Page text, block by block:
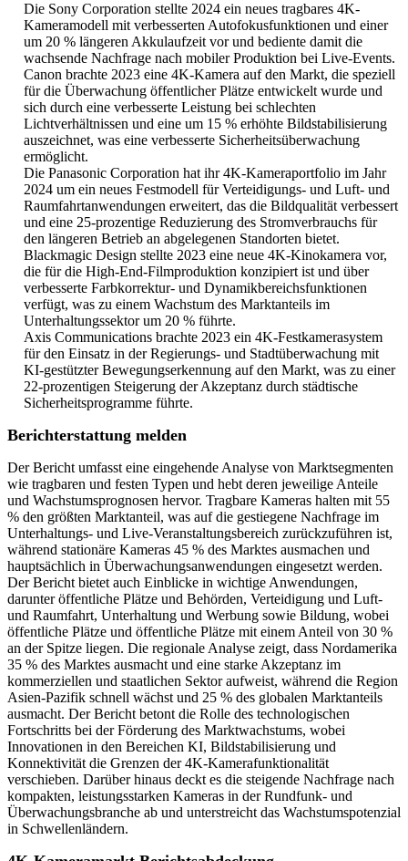
Die Sony Corporation stellte 2024 ein neues tragbares 4K-
Kameramodell mit verbesserten Autofokusfunktionen und einer
um 20 % längeren Akkulaufzeit vor und bediente damit die
wachsende Nachfrage nach mobiler Produktion bei Live-Events.
Canon brachte 2023 eine 4K-Kamera auf den Markt, die speziell
für die Überwachung öffentlicher Plätze entwickelt wurde und
sich durch eine verbesserte Leistung bei schlechten
Lichtverhältnissen und eine um 15 % erhöhte Bildstabilisierung
auszeichnet, was eine verbesserte Sicherheitsüberwachung
ermöglicht.
Die Panasonic Corporation hat ihr 4K-Kameraportfolio im Jahr
2024 um ein neues Festmodell für Verteidigungs- und Luft- und
Raumfahrtanwendungen erweitert, das die Bildqualität verbessert
und eine 25-prozentige Reduzierung des Stromverbrauchs für
den längeren Betrieb an abgelegenen Standorten bietet.
Blackmagic Design stellte 2023 eine neue 4K-Kinokamera vor,
die für die High-End-Filmproduktion konzipiert ist und über
verbesserte Farbkorrektur- und Dynamikbereichsfunktionen
verfügt, was zu einem Wachstum des Marktanteils im
Unterhaltungssektor um 20 % führte.
Axis Communications brachte 2023 ein 4K-Festkamerasystem
für den Einsatz in der Regierungs- und Stadtüberwachung mit
KI-gestützter Bewegungserkennung auf den Markt, was zu einer
22-prozentigen Steigerung der Akzeptanz durch städtische
Sicherheitsprogramme führte.
Berichterstattung melden
Der Bericht umfasst eine eingehende Analyse von Marktsegmenten
wie tragbaren und festen Typen und hebt deren jeweilige Anteile
und Wachstumsprognosen hervor. Tragbare Kameras halten mit 55
% den größten Marktanteil, was auf die gestiegene Nachfrage im
Unterhaltungs- und Live-Veranstaltungsbereich zurückzuführen ist,
während stationäre Kameras 45 % des Marktes ausmachen und
hauptsächlich in Überwachungsanwendungen eingesetzt werden.
Der Bericht bietet auch Einblicke in wichtige Anwendungen,
darunter öffentliche Plätze und Behörden, Verteidigung und Luft-
und Raumfahrt, Unterhaltung und Werbung sowie Bildung, wobei
öffentliche Plätze und öffentliche Plätze mit einem Anteil von 30 %
an der Spitze liegen. Die regionale Analyse zeigt, dass Nordamerika
35 % des Marktes ausmacht und eine starke Akzeptanz im
kommerziellen und staatlichen Sektor aufweist, während die Region
Asien-Pazifik schnell wächst und 25 % des globalen Marktanteils
ausmacht. Der Bericht betont die Rolle des technologischen
Fortschritts bei der Förderung des Marktwachstums, wobei
Innovationen in den Bereichen KI, Bildstabilisierung und
Konnektivität die Grenzen der 4K-Kamerafunktionalität
verschieben. Darüber hinaus deckt es die steigende Nachfrage nach
kompakten, leistungsstarken Kameras in der Rundfunk- und
Überwachungsbranche ab und unterstreicht das Wachstumspotenzial
in Schwellenländern.